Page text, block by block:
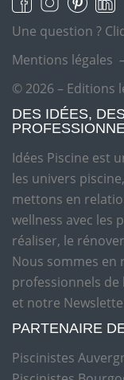
Une question ?
Mentions légales
© 2026 – Editions
DES IDÉES,
Idées Piscine est
les univers
mettons en
wellness avec les
réaliser, le
Nous sommes en
professionnels de
et notre
PARTENAIRE
Piscinistes